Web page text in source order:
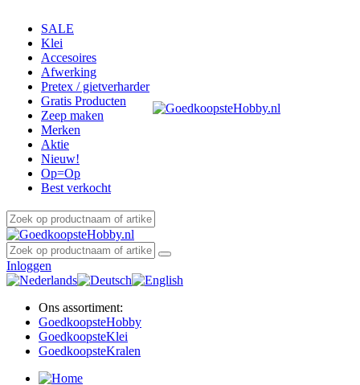
SALE
Klei
Accesoires
Afwerking
Pretex / gietverharder
Gratis Producten
Zeep maken
Merken
Aktie
Nieuw!
Op=Op
Best verkocht
Inloggen
Ons assortiment:
GoedkoopsteHobby
GoedkoopsteKlei
GoedkoopsteKralen